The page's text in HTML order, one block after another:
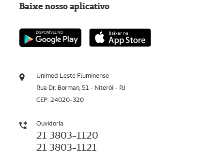
Unimed Leste Fluminense
Rua Dr. Borman, 51 - Niterói - RJ
CEP: 24020-320
Ouvidoria
21 3803-1120
21 3803-1121
Baixe nosso aplicativo